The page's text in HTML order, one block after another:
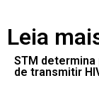
Leia
STM
de transmitir